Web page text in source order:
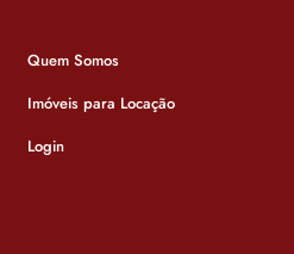
Quem Somos
Imóveis para Locação
Login